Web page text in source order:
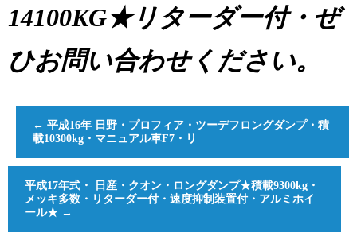
14100KG★リターダー付・ぜ
ひお問い合わせください。
← 平成16年 日野・プロフィア・ツーデフロングダンプ・積
載10300kg・マニュアル車F7・リ
平成17年式・ 日産・クオン・ロングダンプ★積載9300kg・
メッキ多数・リターダー付・速度抑制装置付・アルミホイ
ール★ →